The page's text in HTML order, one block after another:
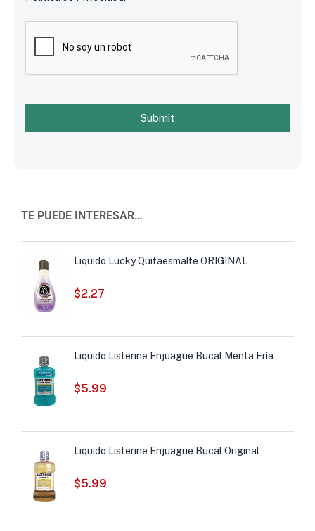
Submit
TE PUEDE INTERESAR…
Liquido Lucky Quitaesmalte ORIGINAL
$2.27
Liquido Listerine Enjuague Bucal Menta Fría
$5.99
Liquido Listerine Enjuague Bucal Original
$5.99